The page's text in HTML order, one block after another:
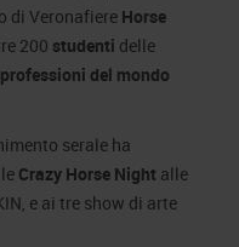
di Veronafiere Horse
200 studenti delle
professioni del mondo
serale ha
Crazy Horse Night alle
e ai tre show di arte